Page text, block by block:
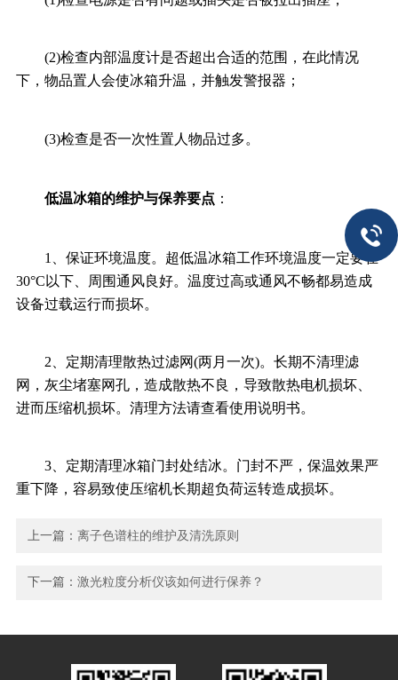
(2)检查内部温度计是否超出合适的范围，在此情况
下，物品置人会使冰箱升温，并触发警报器；
(3)检查是否一次性置人物品过多。
低温冰箱的维护与保养要点 ：
1、保证环境温度。超低温冰箱工作环境温度一定要在
30°C以下、周围通风良好。温度过高或通风不畅都易造成
设备过载运行而损坏。
2、定期清理散热过滤网(两月一次)。长期不清理滤
网，灰尘堵塞网孔，造成散热不良，导致散热电机损坏、
进而压缩机损坏。清理方法请查看使用说明书。
3、定期清理冰箱门封处结冰。门封不严，保温效果严
重下降，容易致使压缩机长期超负荷运转造成损坏。
上一篇：离子色谱柱的维护及清洗原则
下一篇：激光粒度分析仪该如何进行保养？